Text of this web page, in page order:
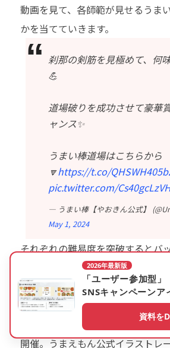
動画を見て、各師範が見せるうま
かを当てていきます。
刹那の剣筋を見極めて、何
💪
道場破りを成功させて豪華
ャンス✨
うまい棒道場はこちらから
🔽https://t.co/
pic.twitter.com/
— うまい棒【やおきん公式】
May 1, 2024
それぞれの難易度を突破するとバ
か、クイズ結果をシェアするボタ
す。簡単にXへ共有できる導線を用
の自発的な投稿を促しています。
本コンテンツではプレゼントキャ
開催。うまえもん公式イラストレ
2026年最新版
「ユーザー参加型」
SNSキャンペーンア
資料を